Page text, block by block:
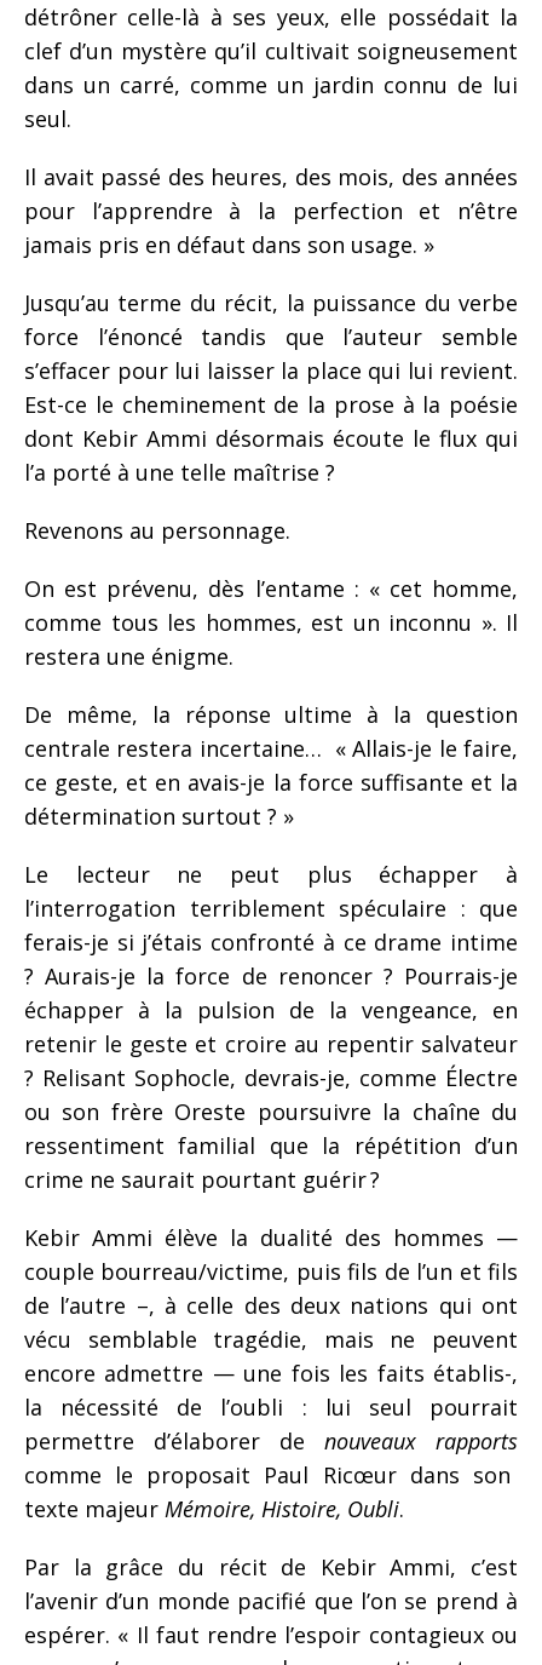
détrôner celle-là à ses yeux, elle possédait la
clef d’un mystère qu’il cultivait soigneusement
dans un carré, comme un jardin connu de lui
seul.
Il avait passé des heures, des mois, des années
pour l’apprendre à la perfection et n’être
jamais pris en défaut dans son usage. »
Jusqu’au terme du récit, la puissance du verbe
force l’énoncé tandis que l’auteur semble
s’effacer pour lui laisser la place qui lui revient.
Est-ce le cheminement de la prose à la poésie
dont Kebir Ammi désormais écoute le flux qui
l’a porté à une telle maîtrise ?
Revenons au personnage.
On est prévenu, dès l’entame : « cet homme,
comme tous les hommes, est un inconnu ». Il
restera une énigme.
De même, la réponse ultime à la question
centrale restera incertaine… « Allais-je le faire,
ce geste, et en avais-je la force suffisante et la
détermination surtout ? »
Le lecteur ne peut plus échapper à
l’interrogation terriblement spéculaire : que
ferais-je si j’étais confronté à ce drame intime
? Aurais-je la force de renoncer ? Pourrais-je
échapper à la pulsion de la vengeance, en
retenir le geste et croire au repentir salvateur
? Relisant Sophocle, devrais-je, comme Électre
ou son frère Oreste poursuivre la chaîne du
ressentiment familial que la répétition d’un
crime ne saurait pourtant guérir ?
Kebir Ammi élève la dualité des hommes —
couple bourreau/victime, puis fils de l’un et fils
de l’autre –, à celle des deux nations qui ont
vécu semblable tragédie, mais ne peuvent
encore admettre — une fois les faits établis-,
la nécessité de l’oubli : lui seul pourrait
permettre d’élaborer de nouveaux rapports
comme le proposait Paul
Ricœur dans son
texte majeur Mémoire, Histoire, Oubli.
Par la grâce du récit de Kebir Ammi, c’est
l’avenir d’un monde pacifié que l’on se prend à
espérer. « Il faut rendre l’espoir contagieux ou